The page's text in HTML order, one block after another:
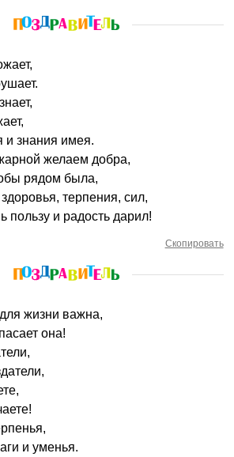
и знания имея.
желаем добра,
рядом была,
терпения, сил,
пользу и радость дарил!
Скопировать
жизни важна,
она!
и уменья.